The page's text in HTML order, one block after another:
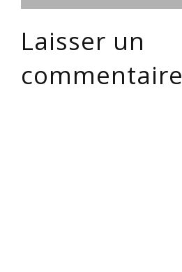
Laisser un
commentaire